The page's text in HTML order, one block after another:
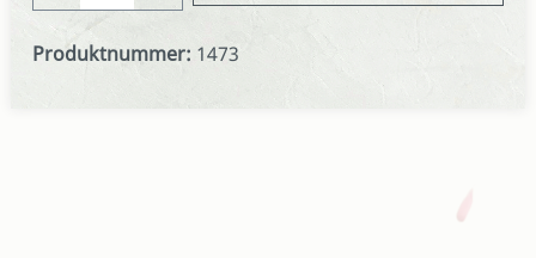
Produktnummer: 1473